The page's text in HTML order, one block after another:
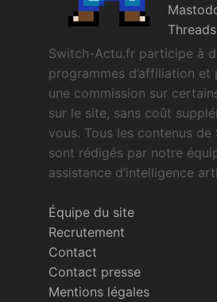
Threads
Switch-Actu.fr participe à
programmes d’affiliation
une commission sur
sur le site, sans coût
vous. Tous les contenus
sont rédigés par notre
assistance d’intelligence
Équipe du site
Recrutement
Contact
Contact presse
Mentions légales